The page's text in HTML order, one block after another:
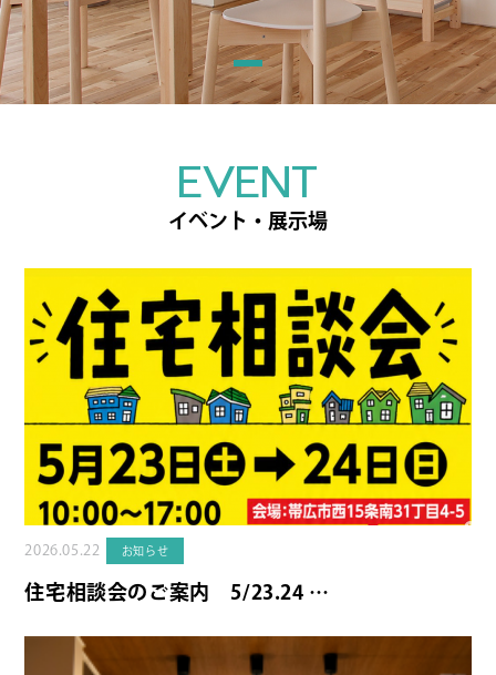
EVENT
イベント・展示場
2026.05.22 お知らせ
住宅相談会のご案内 5/23.24 …